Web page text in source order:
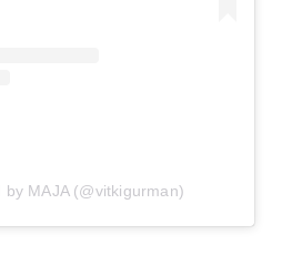
by MAJA (@vitkigurman)